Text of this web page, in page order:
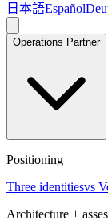
日本語Español
Operations Partner
Positioning
Three identitiesvs
Architecture +